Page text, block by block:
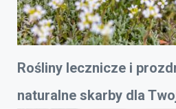
Rośliny lecznicze i
naturalne skarby dla